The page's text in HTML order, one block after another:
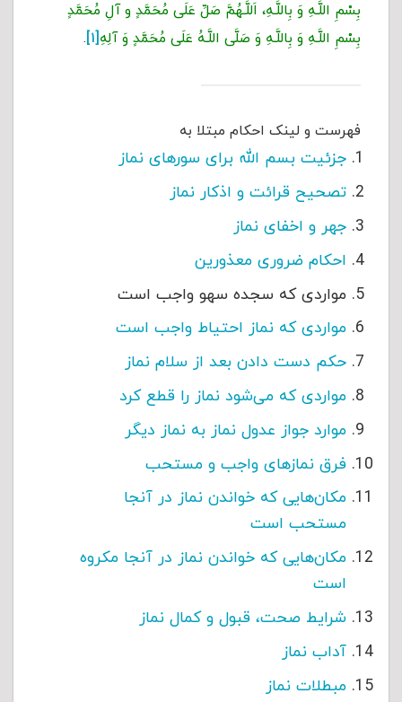
بِسْمِ اللَّـهِ وَ بِاللَّـهِ، اَللَّـهُمَّ صَلِّ عَلَی مُحَمَّدٍ و آلِ مُحَمَّدٍ
بِسْمِ اللَّـهِ وَ بِاللَّـهِ وَ صَلَّی اللَّـهُ عَلَی مُحَمَّدٍ وَ آلِهِ[۱] .
فهرست و لینک احکام مبتلا به
جزئیت بسم الله برای سورهای نماز
تصحیح قرائت و اذکار نماز
جهر و اخفای نماز
احکام ضروری معذورین
مواردی که سجده سهو واجب است
مواردی که نماز احتیاط واجب است
حکم دست دادن بعد از سلام نماز
مواردی که می‌شود نماز را قطع کرد
موارد جواز عدول نماز به نماز دیگر
فرق نمازهای واجب و مستحب
مکان‌هایی که خواندن نماز در آنجا
مستحب است
مکان‌هایی که خواندن نماز در آنجا مکروه
است
شرایط صحت، قبول و کمال نماز
آداب نماز
مبطلات نماز